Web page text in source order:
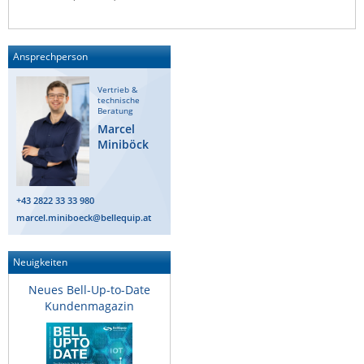
News zu unseren Herstellern
Ansprechperson
Vertrieb &
technische
Beratung
Marcel
Miniböck
+43 2822 33 33 980
marcel.miniboeck@bellequip.at
Neuigkeiten
Neues Bell-Up-to-Date
Kundenmagazin